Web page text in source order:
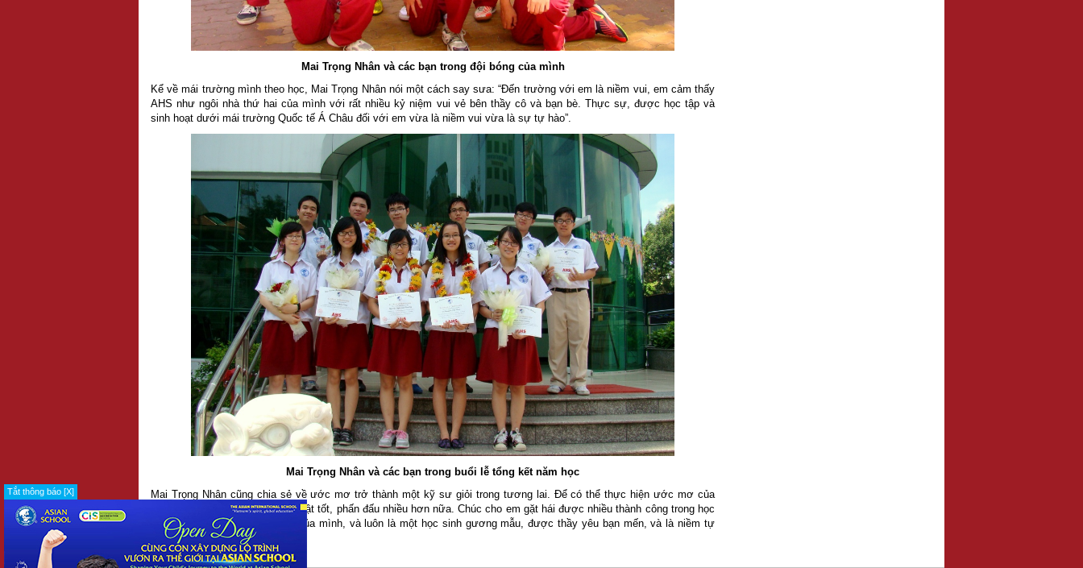
Tắt thông báo [X]
Mai Trọng Nhân và các bạn trong đội bóng của mình
Kể về mái trường mình theo học, Mai Trọng Nhân nói một cách say sưa: “Đến trường với em là niềm vui, em cảm thấy
AHS như ngôi nhà thứ hai của mình với rất nhiều kỷ niệm vui vẻ bên thầy cô và bạn bè. Thực sự, được học tập và
sinh hoạt dưới mái trường Quốc tế Á Châu đối với em vừa là niềm vui vừa là sự tự hào”.
Mai Trọng Nhân và các bạn trong buổi lễ tổng kết năm học
Mai Trọng Nhân cũng chia sẻ về ước mơ trở thành một kỹ sư giỏi trong tương lai. Để có thể thực hiện ước mơ của
mình, em sẽ phải cố gắng học thật tốt, phấn đấu nhiều hơn nữa. Chúc cho em gặt hái được nhiều thành công trong học
tập, có thể đạt được ước mơ của mình, và luôn là một học sinh gương mẫu, được thầy yêu bạn mến, và là niềm tự
hào của Trường Quốc tế Á Châu.